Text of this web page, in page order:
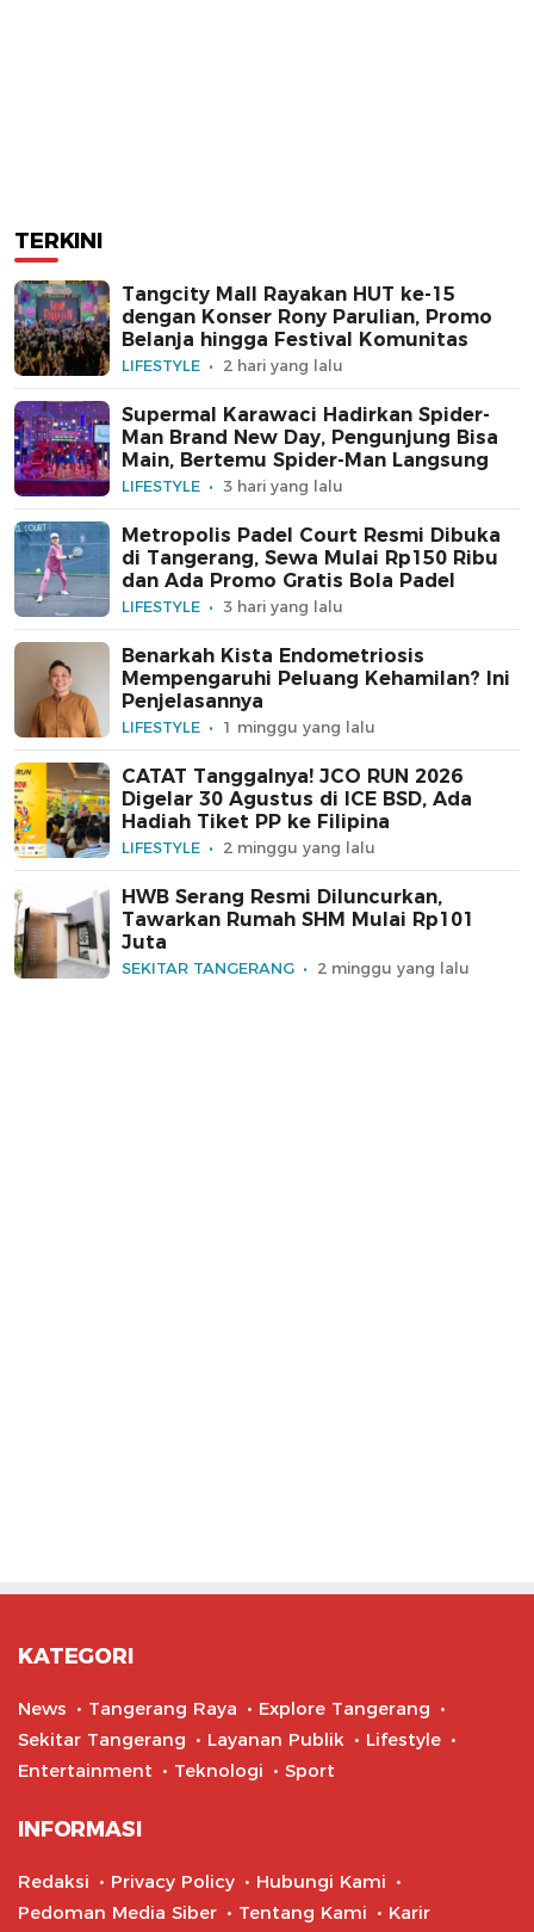
TERKINI
Tangcity Mall Rayakan HUT ke-15
dengan Konser Rony Parulian, Promo
Belanja hingga Festival Komunitas
LIFESTYLE 2 hari yang lalu
Supermal Karawaci Hadirkan Spider-
Man Brand New Day, Pengunjung Bisa
Main, Bertemu Spider-Man Langsung
LIFESTYLE 3 hari yang lalu
Metropolis Padel Court Resmi Dibuka
di Tangerang, Sewa Mulai Rp150 Ribu
dan Ada Promo Gratis Bola Padel
LIFESTYLE 3 hari yang lalu
Benarkah Kista Endometriosis
Mempengaruhi Peluang Kehamilan? Ini
Penjelasannya
LIFESTYLE 1 minggu yang lalu
CATAT Tanggalnya! JCO RUN 2026
Digelar 30 Agustus di ICE BSD, Ada
Hadiah Tiket PP ke Filipina
LIFESTYLE 2 minggu yang lalu
HWB Serang Resmi Diluncurkan,
Tawarkan Rumah SHM Mulai Rp101
Juta
SEKITAR TANGERANG 2 minggu yang lalu
KATEGORI
News Tangerang Raya
Explore Tangerang
Sekitar Tangerang
Layanan Publik
Lifestyle
Entertainment
Teknologi Sport
INFORMASI
Redaksi Privacy Policy
Hubungi Kami
Pedoman Media Siber
Tentang Kami Karir